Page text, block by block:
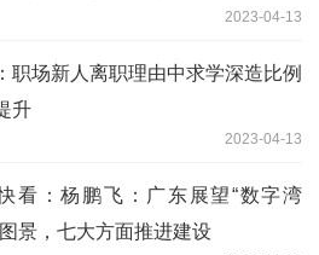
2023-04-13
职场新人离职理由中求学深造比例
升
2023-04-13
看：杨鹏飞：广东展望“数字湾
图景，七大方面推进建设